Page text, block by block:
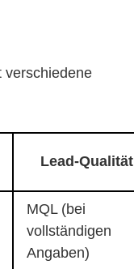
verschiedene
Lead-Qualität
MQL (bei
vollständigen
Angaben)